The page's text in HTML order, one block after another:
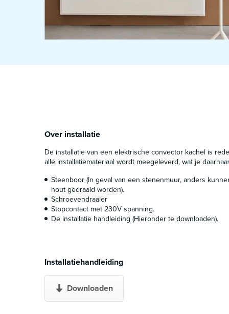
Over installatie
De installatie van een elektrische convector kachel is
alle installatiemateriaal wordt meegeleverd, wat je
Steenboor (In geval van een stenenmuur, anders
hout gedraaid worden).
Schroevendraaier
Stopcontact met 230V spanning.
De installatie handleiding (Hieronder te downloaden).
Installatiehandleiding
Downloaden